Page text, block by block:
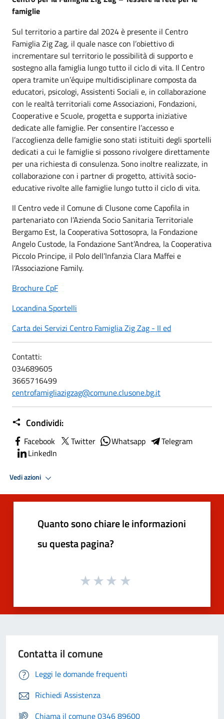
famiglie
Sul territorio a partire dal 2024 è presente il Centro
Famiglia Zig Zag, il quale nasce con l’obiettivo di
incrementare sul territorio le possibilità di supporto e
sostegno alla famiglia lungo tutto il ciclo di vita. Il Centro
opera tramite un’équipe multidisciplinare composta da
educatori, psicologi, Assistenti Sociali e, in collaborazione
con le realtà territoriali come Associazioni, Fondazioni,
Cooperative e Scuole, progetta e supporta iniziative
dedicate alle famiglie. Per consentire l’accesso e
l’accoglienza delle famiglie sono stati istituiti degli sportelli
dedicati a cui le famiglie si possono rivolgere direttamente
per una richiesta di consulenza. Sono inoltre realizzate, in
collaborazione con i partner di progetto, attività socio-
educative rivolte alle famiglie lungo tutto il ciclo di vita.
Il Centro vede il Comune di Clusone come Capofila in
partenariato con l’Azienda Socio Sanitaria Territoriale
Bergamo Est, la Cooperativa Sottosopra, la Fondazione
Angelo Custode, la Fondazione Sant’Andrea, la Cooperativa
Piccolo Principe, il Polo dell’Infanzia Clara Maffei e
l’Associazione Family.
Brochure CpF
Locandina Sportelli
Carta dei Servizi Centro Famiglia Zig Zag - II ed
Contatti:
034689605
3665716499
centrofamigliazigzag@comune.clusone.bg.it
Condividi:
Facebook Twitter Whatsapp
Telegram
LinkedIn
Vedi azioni
Quanto sono chiare le informazioni
su questa pagina?
Contatta il comune
Leggi le domande frequenti
Richiedi Assistenza
Chiama il comune 0346 89600